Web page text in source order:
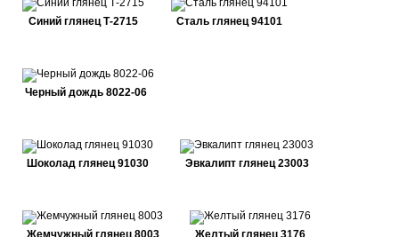
Синий глянец Т-2715 Сталь глянец 94101
Черный дождь 8022-06
Шоколад глянец 91030 Эвкалипт глянец 23003
Жемчужный глянец 8003 Желтый глянец 3176